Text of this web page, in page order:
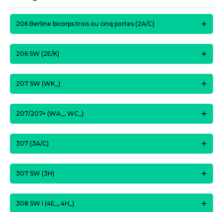
206 Berline bicorps trois ou cinq portes (2A/C)
206 SW (2E/K)
207 SW (WK_)
207/207+ (WA_, WC_)
307 (3A/C)
307 SW (3H)
308 SW I (4E_, 4H_)